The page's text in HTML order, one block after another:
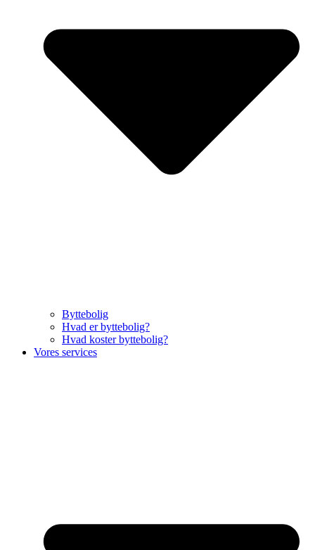
Byttebolig
Hvad er byttebolig?
Hvad koster byttebolig?
Vores services